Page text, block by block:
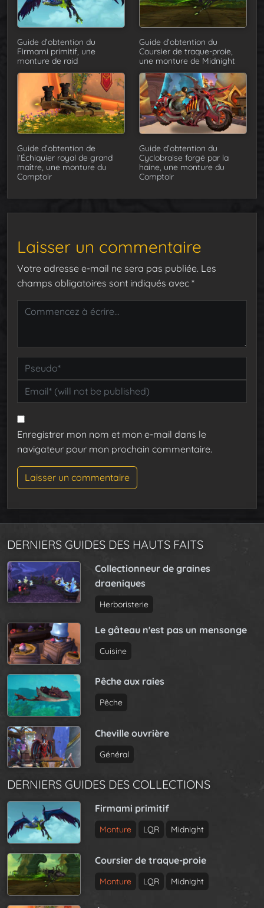
Guide d’obtention du
Firmami primitif, une
monture de raid
Guide d’obtention du
Coursier de traque-proie,
une monture de Midnight
Guide d’obtention de
l’Échiquier royal de grand
maître, une monture du
Comptoir
Guide d’obtention du
Cyclobraise forgé par la
haine, une monture du
Comptoir
Laisser un commentaire
Votre adresse e-mail ne sera pas publiée. Les
champs obligatoires sont indiqués avec *
Enregistrer mon nom et mon e-mail dans le
navigateur pour mon prochain commentaire.
DERNIERS GUIDES DES HAUTS FAITS
Collectionneur de graines
draeniques
Herboristerie
Le gâteau n'est pas un mensonge
Cuisine
Pêche aux raies
Pêche
Cheville ouvrière
Général
DERNIERS GUIDES DES COLLECTIONS
Firmami primitif
Monture LQR Midnight
Coursier de traque-proie
Monture LQR Midnight